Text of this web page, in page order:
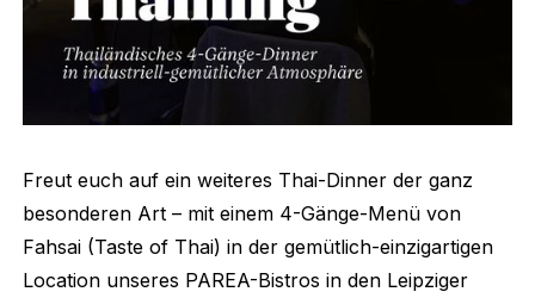
Freut euch auf ein weiteres Thai-Dinner der ganz
besonderen Art – mit einem 4-Gänge-Menü von
Fahsai (Taste of Thai) in der gemütlich-einzigartigen
Location unseres PAREA-Bistros in den Leipziger